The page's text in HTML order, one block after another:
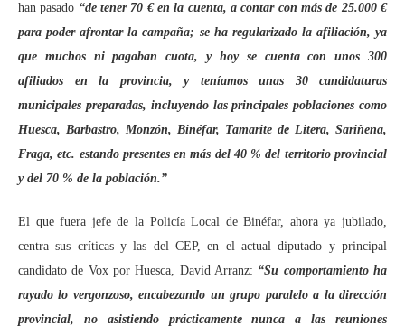
han pasado “de tener 70 € en la cuenta, a contar con más de 25.000 €
para poder afrontar la campaña; se ha regularizado la afiliación, ya
que muchos ni pagaban cuota, y hoy se cuenta con unos 300
afiliados en la provincia, y teníamos unas 30 candidaturas
municipales preparadas, incluyendo las principales poblaciones como
Huesca, Barbastro, Monzón, Binéfar, Tamarite de Litera, Sariñena,
Fraga, etc. estando presentes en más del 40 % del territorio provincial
y del 70 % de la población.”
El que fuera jefe de la Policía Local de Binéfar, ahora ya jubilado,
centra sus críticas y las del CEP, en el actual diputado y principal
candidato de Vox por Huesca, David Arranz: “Su comportamiento ha
rayado lo vergonzoso, encabezando un grupo paralelo a la dirección
provincial, no asistiendo prácticamente nunca a las reuniones